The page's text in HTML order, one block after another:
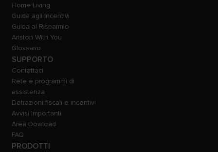
Home Living
Guida agli Incentivi
Guida al Risparmio
Ariston With You
Glossario
SUPPORTO
Contattaci
Rete e programmi di
assistenza
Detrazioni fiscali e incentivi
Avvisi Importanti
Area Dowload
FAQ
PRODOTTI